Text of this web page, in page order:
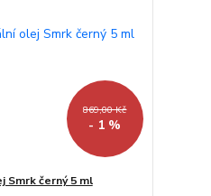
869,00 Kč
- 1 %
Smrk černý 5 ml